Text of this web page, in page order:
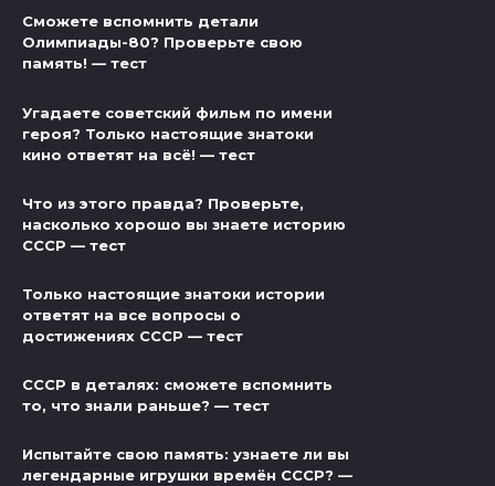
Сможете вспомнить детали
Олимпиады-80? Проверьте свою
память! — тест
Угадаете советский фильм по имени
героя? Только настоящие знатоки
кино ответят на всё! — тест
Что из этого правда? Проверьте,
насколько хорошо вы знаете историю
СССР — тест
Только настоящие знатоки истории
ответят на все вопросы о
достижениях СССР — тест
СССР в деталях: сможете вспомнить
то, что знали раньше? — тест
Испытайте свою память: узнаете ли вы
легендарные игрушки времён СССР? —